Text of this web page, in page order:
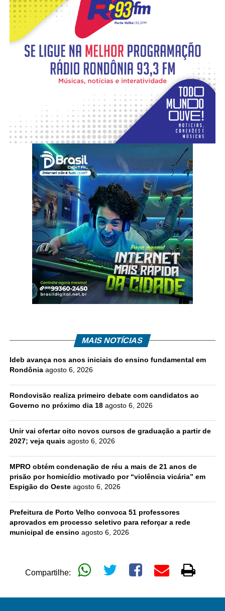
MAIS NOTÍCIAS
Ideb avança nos anos iniciais do ensino fundamental em
Rondônia agosto 6, 2026
Rondovisão realiza primeiro debate com candidatos ao
Governo no próximo dia 18 agosto 6, 2026
Unir vai ofertar oito novos cursos de graduação a partir de
2027; veja quais agosto 6, 2026
MPRO obtém condenação de réu a mais de 21 anos de
prisão por homicídio motivado por “violência vicária” em
Espigão do Oeste agosto 6, 2026
Prefeitura de Porto Velho convoca 51 professores
aprovados em processo seletivo para reforçar a rede
municipal de ensino agosto 6, 2026
Compartilhe: